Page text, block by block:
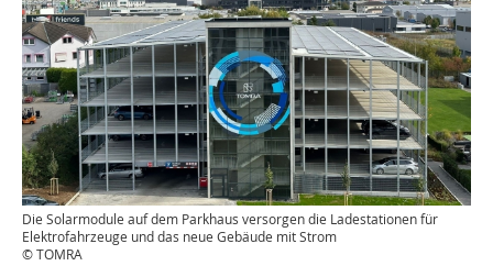
Die Solarmodule auf dem Parkhaus versorgen die Ladestationen für
Elektrofahrzeuge und das neue Gebäude mit Strom
© TOMRA